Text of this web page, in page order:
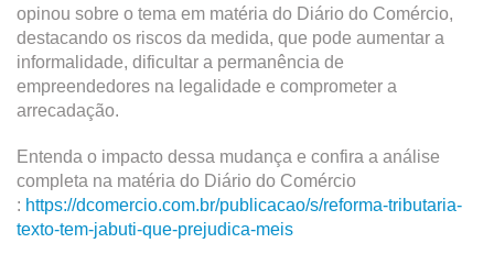
opinou sobre o tema em matéria do Diário do Comércio,
destacando os riscos da medida, que pode aumentar a
informalidade, dificultar a permanência de
empreendedores na legalidade e comprometer a
arrecadação.
Entenda o impacto dessa mudança e confira a análise
completa na matéria do Diário do Comércio
: https://dcomercio.com.br/publicacao/s/reforma-tributaria-
texto-tem-jabuti-que-prejudica-meis